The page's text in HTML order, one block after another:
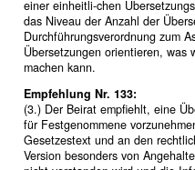
einer einheitli-chen
das Niveau der Anzahl der
Durchführungsverordnung zum
Übersetzungen orientieren, was
machen kann.
Empfehlung Nr. 133:
(3.) Der Beirat empfiehlt, eine
für Festgenommene
Gesetzestext und an den
Version besonders von